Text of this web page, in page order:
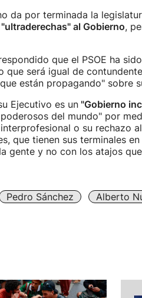
da por terminada la
al Gobierno,
que el PSOE ha
que será igual de
están propagando" sobre
Ejecutivo es un"Gobierno
del mundo" por
o su rechazo
que tienen sus terminales
gente y no con los atajos
Pedro Sánchez Alberto